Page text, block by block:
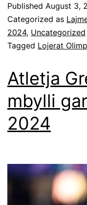
Published August 3,
Categorized as
2024, Uncategorized
Tagged Lojerat
Atletja
mbylli
2024